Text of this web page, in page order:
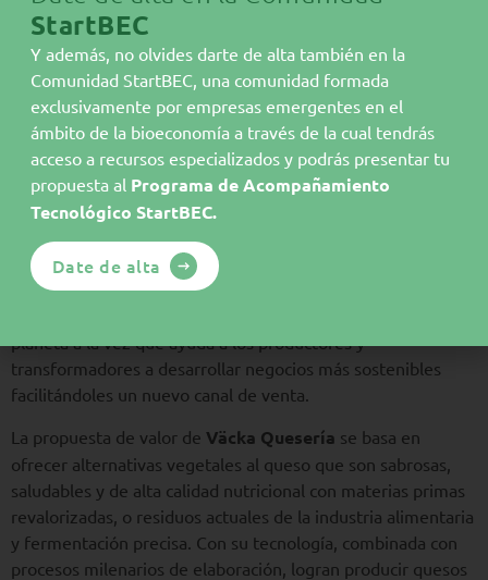
sectores clave como la industria agroalimentaria, cosmética
y farmacéutica. La esencia de su tecnología radica en una
etiqueta que, al entrar en contacto con los alimentos,
proporciona una notificación precisa sobre su estado,
mediante la detección de las moléculas emitidas por los
alimentos, desencadenando una reacción que se traduce en
un cambio de color significativo.
Remolonas Foodsconecta los excedentes desde el inicio
de la cadena alimentaria (productores y transformadores)
con consumidores finales en cestas multiproducto. De esta
manera, proporcionan alimentos de calidad a un precio
planeta a la vez que ayuda a los productores y
transformadores a desarrollar negocios más sostenibles
facilitándoles un nuevo canal de venta.
La propuesta de valor de Väcka Quesería se basa en
ofrecer alternativas vegetales al queso que son sabrosas,
saludables y de alta calidad nutricional con materias primas
revalorizadas, o residuos actuales de la industria alimentaria
y fermentación precisa. Con su tecnología, combinada con
procesos milenarios de elaboración, logran producir quesos
StartBEC
Y además, no olvides darte de alta también en la
Comunidad StartBEC, una comunidad formada
exclusivamente por empresas emergentes en el
ámbito de la bioeconomía a través de la cual tendrás
acceso a recursos especializados y podrás presentar tu
propuesta al Programa de Acompañamiento
Tecnológico StartBEC.
Date de alta